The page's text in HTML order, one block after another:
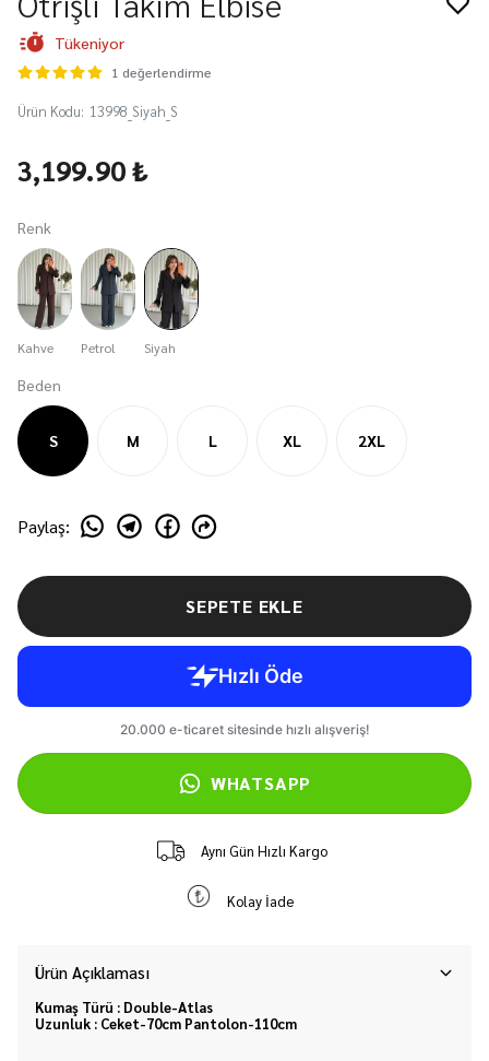
Tükeniyor
1 değerlendirme
Ürün Kodu: 13998_Siyah_S
3,199.90 ₺
Renk
Kahve Petrol Siyah
Beden
S M L XL 2XL
Paylaş:
SEPETE EKLE
WHATSAPP
Aynı Gün Hızlı Kargo
Kolay İade
Ürün Açıklaması
Kumaş Türü : Double-Atlas
Uzunluk : Ceket-70cm Pantolon-110cm